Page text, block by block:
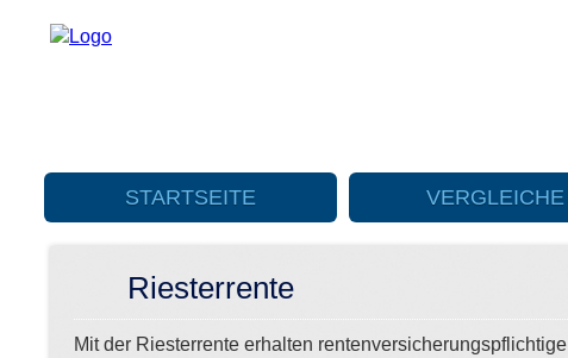
STARTSEITE VERGLEICHE
Riesterrente
Mit der Riesterrente erhalten rentenversicherungspflichtige